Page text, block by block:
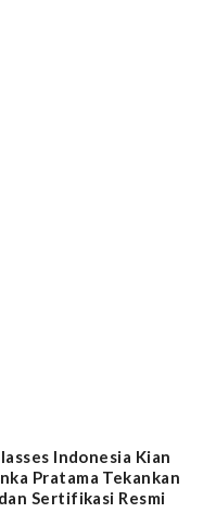
Indonesia Kian
Pratama Tekankan
Sertifikasi Resmi